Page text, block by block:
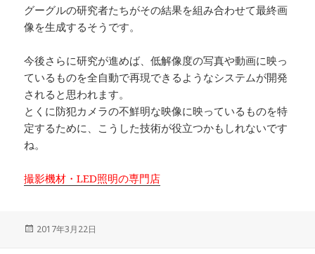
グーグルの研究者たちがその結果を組み合わせて最終画
像を生成するそうです。
今後さらに研究が進めば、低解像度の写真や動画に映っ
ているものを全自動で再現できるようなシステムが開発
されると思われます。
とくに防犯カメラの不鮮明な映像に映っているものを特
定するために、こうした技術が役立つかもしれないです
ね。
撮影機材・LED照明の専門店
投
2017年3月22日